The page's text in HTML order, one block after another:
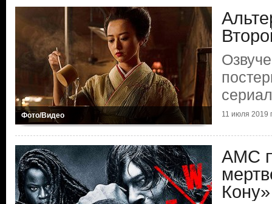
Фото/Видео 11 июля 2019
AMC
Кону»